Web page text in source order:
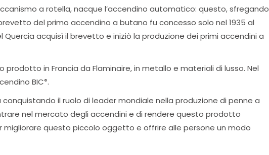
a rotella, nacque l’accendino automatico: questo, sfregando
del primo accendino a butano fu concesso solo nel 1935 al
Quercia acquisì il brevetto e iniziò la produzione dei primi accendini a
in Francia da Flaminaire, in metallo e materiali di lusso. Nel
BIC®.
il ruolo di leader mondiale nella produzione di penne a
nel mercato degli accendini e di rendere questo prodotto
migliorare questo piccolo oggetto e offrire alle persone un modo